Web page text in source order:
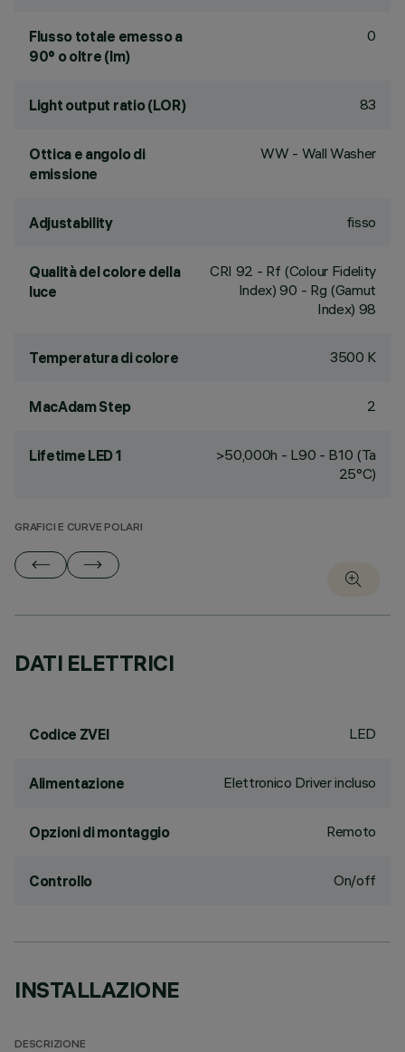
Flusso totale emesso a
90° o oltre (lm)
0
Light output ratio (LOR) 83
Ottica e angolo di
emissione
WW - Wall Washer
Adjustability fisso
Qualità del colore della
luce
CRI 92 - Rf (Colour Fidelity
Index) 90 - Rg (Gamut
Index) 98
Temperatura di colore 3500 K
MacAdam Step 2
Lifetime LED 1
>50,000h - L90 - B10 (Ta
25°C)
GRAFICI E CURVE POLARI
DATI ELETTRICI
Codice ZVEI LED
Alimentazione Elettronico Driver incluso
Opzioni di montaggio Remoto
Controllo On/off
INSTALLAZIONE
DESCRIZIONE